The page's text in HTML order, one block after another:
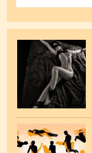
legata.jpg
posizioni.jpg